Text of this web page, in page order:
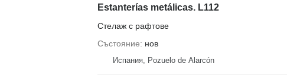
Estanterías metálicas. L112
Стелаж с рафтове
Състояние
нов
Испания, Pozuelo de Alarcón